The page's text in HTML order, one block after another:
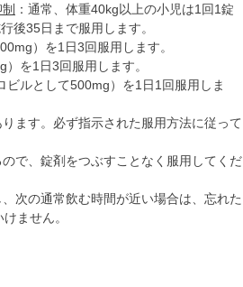
：通常、体重40kg以上の小児は1回1錠
後35日まで服用します。
）を1日3回服用します。
を1日3回服用します。
ビルとして500mg）を1日1回服用しま
ます。必ず指示された服用方法に従って
で、錠剤をつぶすことなく服用してくだ
次の通常飲む時間が近い場合は、忘れた
ません。